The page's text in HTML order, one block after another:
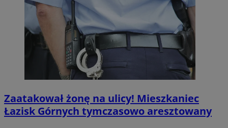
Zaatakował żonę na ulicy! Mieszkaniec
Łazisk Górnych tymczasowo aresztowany